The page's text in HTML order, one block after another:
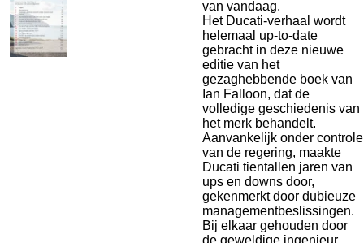
van vandaag.
Het Ducati-verhaal wordt
helemaal up-to-date
gebracht in deze nieuwe
editie van het
gezaghebbende boek van
Ian Falloon, dat de
volledige geschiedenis van
het merk behandelt.
Aanvankelijk onder controle
van de regering, maakte
Ducati tientallen jaren van
ups en downs door,
gekenmerkt door dubieuze
managementbeslissingen.
Bij elkaar gehouden door
de geweldige ingenieur